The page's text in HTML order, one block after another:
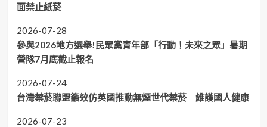
面禁止紙菸
2026-07-28
參與2026地方選舉!民眾黨青年部「行動！未來之眾」暑期
營隊7月底截止報名
2026-07-24
台灣禁菸聯盟籲效仿英國推動無煙世代禁菸 維護國人健康
2026-07-23